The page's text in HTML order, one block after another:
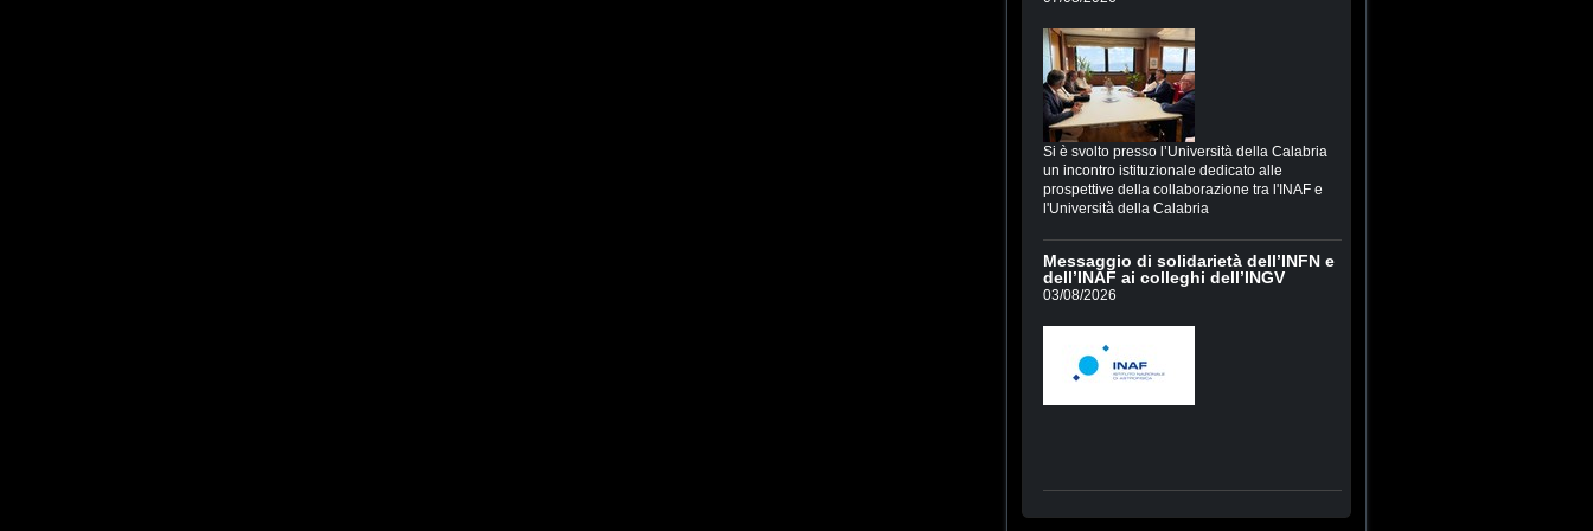
Si è svolto presso l’Università della Calabria
un incontro istituzionale dedicato alle
prospettive della collaborazione tra l'INAF e
l'Università della Calabria
Messaggio di solidarietà dell’INFN e
dell’INAF ai colleghi dell’INGV
03/08/2026